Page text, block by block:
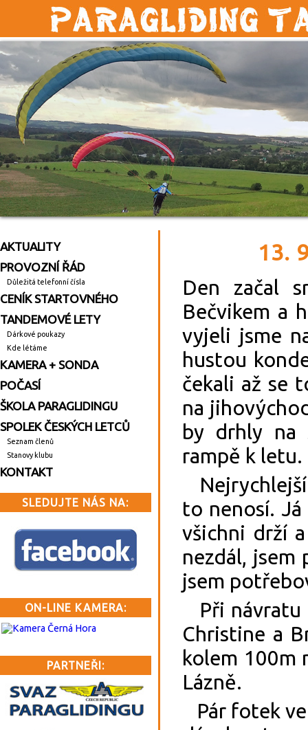
13.
Den začal
Bečvikem a
vyjeli jsme
hustou
čekali až se
na
by drhly na
rampě k letu.
Nejrychlejší
to nenosí.
všichni drží
nezdál,
jsem
Při návratu
Christine a
kolem 100m
Lázně.
Pár fotek
AKTUALITY
PROVOZNÍ ŘÁD
Důležitá telefonní čísla
CENÍK STARTOVNÉHO
TANDEMOVÉ LETY
Dárkové poukazy
Kde létáme
KAMERA + SONDA
POČASÍ
ŠKOLA PARAGLIDINGU
SPOLEK ČESKÝCH LETCŮ
Seznam členů
Stanovy klubu
KONTAKT
SLEDUJTE NÁS NA:
ON-LINE KAMERA:
PARTNEŘI: